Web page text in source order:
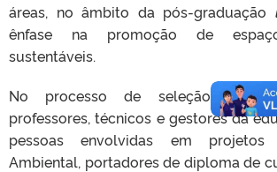
áreas, no âmbito da pós-graduação
ênfase na promoção de
sustentáveis.
No processo de seleção terão
professores, técnicos e gestores da
pessoas envolvidas em projetos
Ambiental, portadores de diploma de